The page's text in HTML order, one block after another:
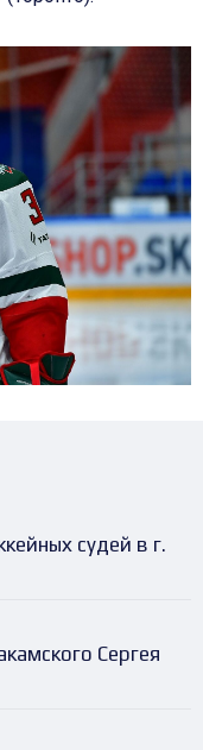
судей в г.
Сергея